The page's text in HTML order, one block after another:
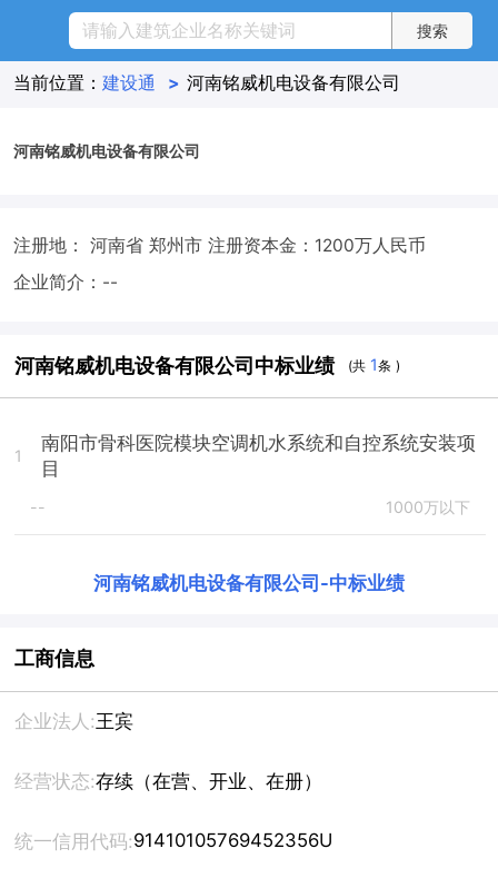
当前位置： 建设通 > 河南铭威机电设备有限公司
河南铭威机电设备有限公司
注册地： 河南省 郑州市 注册资本金：1200万人民币
企业简介：--
河南铭威机电设备有限公司中标业绩 (共 1条 )
1
南阳市骨科医院模块空调机水系统和自控系统安装项
目
-- 1000万以下
河南铭威机电设备有限公司 -中标业绩
工商信息
企业法人:王宾
经营状态:存续（在营、开业、在册）
统一信用代码:91410105769452356U